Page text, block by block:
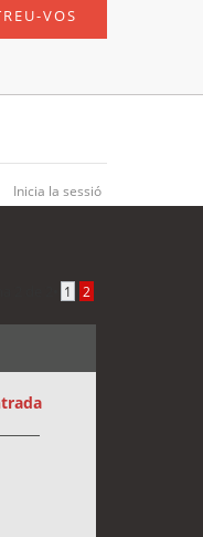
VOS
Inicia la sessió
1 2